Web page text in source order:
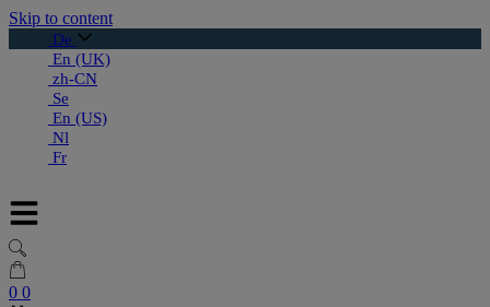
Skip to content
De
En (UK)
zh-CN
Se
En (US)
Nl
Fr
0 0